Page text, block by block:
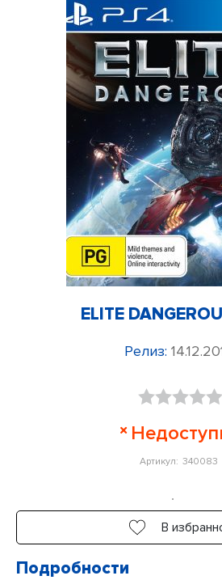
ELITE
Релиз:
Артикул: 340083
В
Подробности